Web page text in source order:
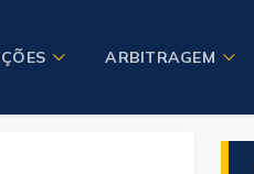
ARBITRAGEM